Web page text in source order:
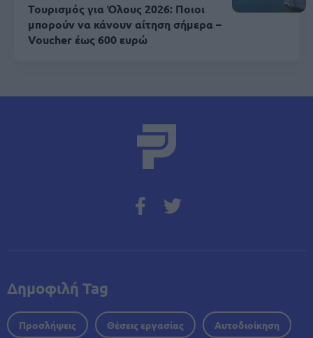
Τουρισμός για Όλους 2026: Ποιοι
μπορούν να κάνουν αίτηση σήμερα –
Voucher έως 600 ευρώ
Δημοφιλή Tag
Προσλήψεις Θέσεις εργασίας Αυτοδιοίκηση